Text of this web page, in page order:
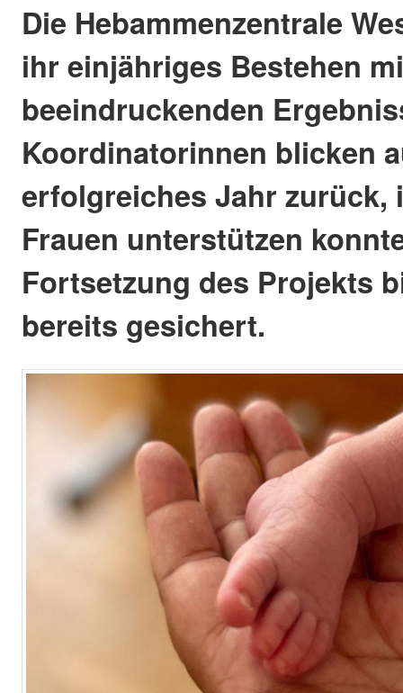
Die Hebammenzentrale
ihr einjähriges Bestehen
beeindruckenden
Koordinatorinnen blicken
erfolgreiches Jahr zurück,
Frauen unterstützen
Fortsetzung des Projekts
bereits gesichert.